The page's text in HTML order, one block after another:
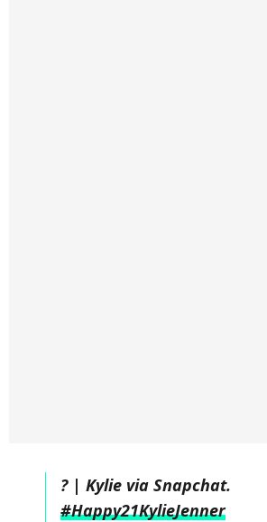
? | Kylie via Snapchat.
#Happy21KylieJenner